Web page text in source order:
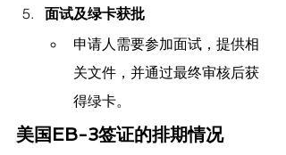
面试及绿卡获批
申请人需要参加面试，提供相
关文件，并通过最终审核后获
得绿卡。
美国EB-3签证的排期情况